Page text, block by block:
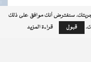
سنفترض أنك موافق على ذلك
قبول قراءة المزيد